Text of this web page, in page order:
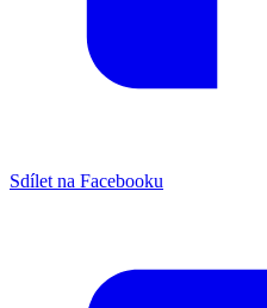
Sdílet na Facebooku